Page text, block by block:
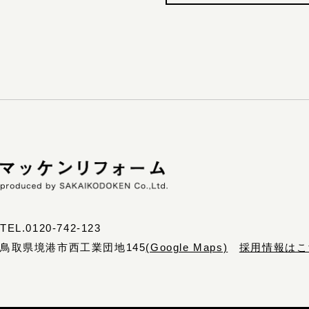
TEL.0120-742-123
鳥取県境港市西工業団地145(Google Maps) 採用情報はこ